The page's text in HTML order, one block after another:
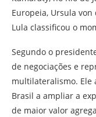
Europeia, Ursula
Lula classificou o
Segundo o
de negociações e
multilateralismo. Ele
Brasil a ampliar a
de maior valor